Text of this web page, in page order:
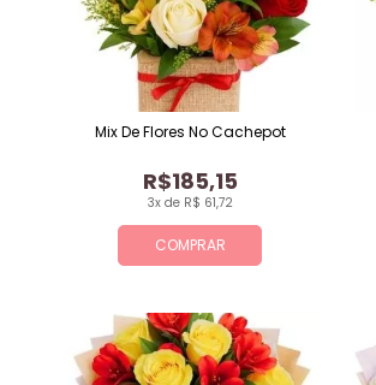
COMPRAR
3x de R$ 61,72
R$185,15
Mix De Flores No Cachepot